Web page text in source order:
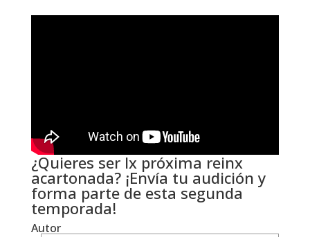
¿Quieres ser lx próxima reinx
acartonada? ¡Envía tu audición y
forma parte de esta segunda
temporada!
Autor